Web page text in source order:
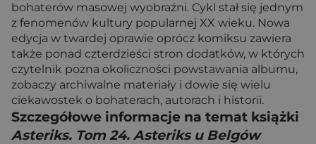
bohaterów masowej wyobraźni. Cykl stał się jednym
z fenomenów kultury popularnej XX wieku. Nowa
edycja w twardej oprawie oprócz komiksu zawiera
także ponad czterdzieści stron dodatków, w których
czytelnik pozna okoliczności powstawania albumu,
zobaczy archiwalne materiały i dowie się wielu
ciekawostek o bohaterach, autorach i historii.
Szczegółowe informacje na temat książki
Asteriks. Tom 24. Asteriks u Belgów